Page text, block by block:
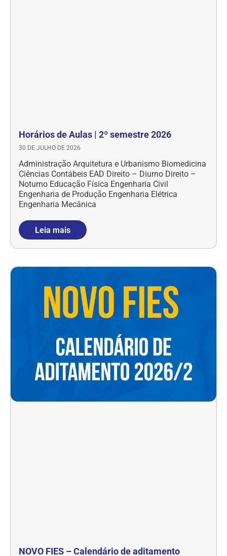
Horários de Aulas | 2º semestre 2026
30 DE JULHO DE 2026
Administração Arquitetura e Urbanismo Biomedicina
Ciências Contábeis EAD Direito – Diurno Direito –
Noturno Educação Física Engenharia Civil
Engenharia de Produção Engenharia Elétrica
Engenharia Mecânica
Leia mais
NOVO FIES – Calendário de aditamento